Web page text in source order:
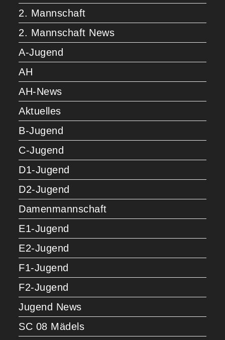
2. Mannschaft
2. Mannschaft News
A-Jugend
AH
AH-News
Aktuelles
B-Jugend
C-Jugend
D1-Jugend
D2-Jugend
Damenmannschaft
E1-Jugend
E2-Jugend
F1-Jugend
F2-Jugend
Jugend News
SC 08 Mädels